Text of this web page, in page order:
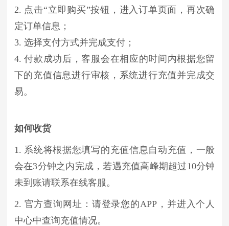
2. 点击“立即购买”按钮，进入订单页面，再次确
定订单信息；
3. 选择支付方式并完成支付；
4. 付款成功后，客服会在相应的时间内根据您留
下的充值信息进行审核，系统进行充值并完成交
易。
如何收货
1. 系统将根据您填写的充值信息自动充值，一般
会在3分钟之内完成，若遇充值高峰期超过10分钟
未到账请联系在线客服。
2. 官方查询网址：请登录您的APP，并进入个人
中心中查询充值情况。